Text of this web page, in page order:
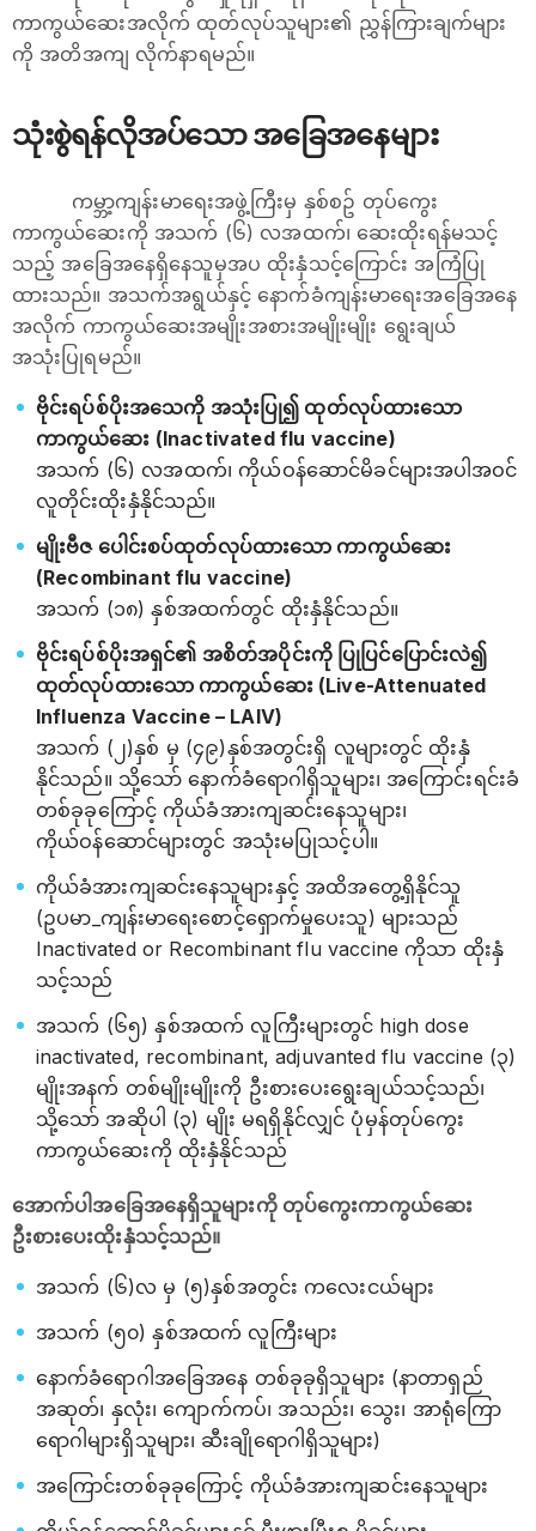
ကာကွယ်ဆေးအလိုက် ထုတ်လုပ်သူများ၏ ညွှန်ကြားချက်များ
ကို အတိအကျ လိုက်နာရမည်။
သုံးစွဲရန်လိုအပ်သော အခြေအနေများ
ကမ္ဘာ့ကျန်းမာရေးအဖွဲ့ကြီးမှ နှစ်စဥ် တုပ်ကွေး
ကာကွယ်ဆေးကို အသက် (၆) လအထက်၊ ဆေးထိုးရန်မသင့်
သည့် အခြေအနေရှိနေသူမှအပ ထိုးနှံသင့်ကြောင်း အကြံပြု
ထားသည်။ အသက်အရွယ်နှင့် နောက်ခံကျန်းမာရေးအခြေအနေ
အလိုက် ကာကွယ်ဆေးအမျိုးအစားအမျိုးမျိုး ရွေးချယ်
အသုံးပြုရမည်။
ဗိုင်းရပ်စ်ပိုးအသေကို အသုံးပြု၍ ထုတ်လုပ်ထားသော
ကာကွယ်ဆေး (Inactivated flu vaccine)
အသက် (၆) လအထက်၊ ကိုယ်ဝန်ဆောင်မိခင်များအပါအဝင်
လူတိုင်းထိုးနှံနိုင်သည်။
မျိုးဗီဇ ပေါင်းစပ်ထုတ်လုပ်ထားသော ကာကွယ်ဆေး
(Recombinant flu vaccine)
အသက် (၁၈) နှစ်အထက်တွင် ထိုးနှံနိုင်သည်။
ဗိုင်းရပ်စ်ပိုးအရှင်၏ အစိတ်အပိုင်းကို ပြုပြင်ပြောင်းလဲ၍
ထုတ်လုပ်ထားသော ကာကွယ်ဆေး (Live-Attenuated
Influenza Vaccine – LAIV)
အသက် (၂)နှစ် မှ (၄၉)နှစ်အတွင်းရှိ လူများတွင် ထိုးနှံ
နိုင်သည်။ သို့သော် နောက်ခံရောဂါရှိသူများ၊ အကြောင်းရင်းခံ
တစ်ခုခုကြောင့် ကိုယ်ခံအားကျဆင်းနေသူများ၊
ကိုယ်ဝန်ဆောင်များတွင် အသုံးမပြုသင့်ပါ။
ကိုယ်ခံအားကျဆင်းနေသူများနှင့် အထိအတွေ့ရှိနိုင်သူ
(ဥပမာ_ကျန်းမာရေးစောင့်ရှောက်မှုပေးသူ) များသည်
Inactivated or Recombinant flu vaccine ကိုသာ ထိုးနှံ
သင့်သည်
အသက် (၆၅) နှစ်အထက် လူကြီးများတွင် high dose
inactivated, recombinant, adjuvanted flu vaccine (၃)
မျိုးအနက် တစ်မျိုးမျိုးကို ဦးစားပေးရွေးချယ်သင့်သည်၊
သို့သော် အဆိုပါ (၃) မျိုး မရရှိနိုင်လျှင် ပုံမှန်တုပ်ကွေး
ကာကွယ်ဆေးကို ထိုးနှံနိုင်သည်
အောက်ပါအခြေအနေရှိသူများကို တုပ်ကွေးကာကွယ်ဆေး
ဦးစားပေးထိုးနှံသင့်သည်။
အသက် (၆)လ မှ (၅)နှစ်အတွင်း ကလေးငယ်များ
အသက် (၅၀) နှစ်အထက် လူကြီးများ
နောက်ခံရောဂါအခြေအနေ တစ်ခုခုရှိသူများ (နာတာရှည်
အဆုတ်၊ နှလုံး၊ ကျောက်ကပ်၊ အသည်း၊ သွေး၊ အာရုံကြော
ရောဂါများရှိသူများ၊ ဆီးချိုရောဂါရှိသူများ)
အကြောင်းတစ်ခုခုကြောင့် ကိုယ်ခံအားကျဆင်းနေသူများ